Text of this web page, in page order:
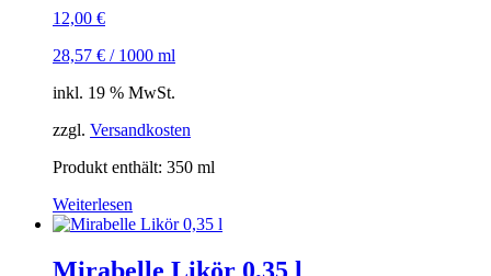
12,00 €
28,57 € / 1000 ml
inkl. 19 % MwSt.
zzgl. Versandkosten
Produkt enthält: 350 ml
Weiterlesen
Mirabelle Likör 0,35 l